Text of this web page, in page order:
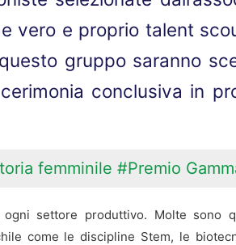
vero e proprio talent
gruppo saranno
conclusiva in
femminile #Premio
settore produttivo. Molte sono
come le discipline Stem, le